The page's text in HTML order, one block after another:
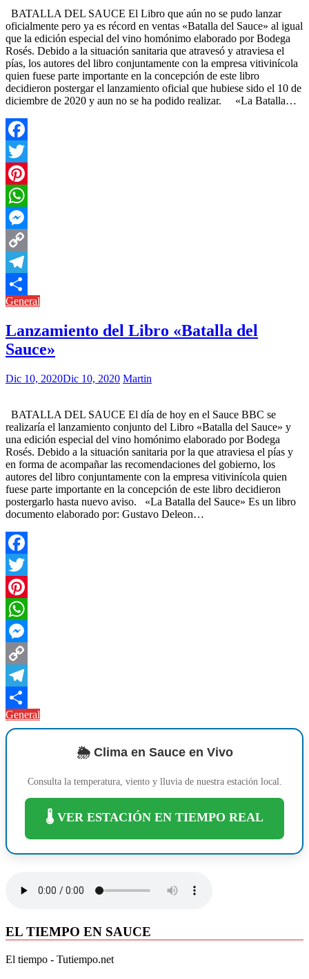
BATALLA DEL SAUCE El Libro que aún no se pudo lanzar
oficialmente pero ya es récord en ventas «Batalla del Sauce» al igual
que la edición especial del vino homónimo elaborado por Bodega
Rosés. Debido a la situación sanitaria que atravesó y atraviesa el
pías, los autores del libro conjuntamente con la empresa vitivinícola
quien fuese parte importante en la concepción de este libro
decidieron postergar el lanzamiento oficial que hubiese sido el 10 de
diciembre de 2020 y aun no se ha podido realizar. «La Batalla…
Facebook
Twitter
Pinterest
WhatsApp
Messenger
Copy
Link
Telegram
Compartir
General
Lanzamiento del Libro «Batalla del
Sauce»
Dic 10, 2020Dic 10, 2020 Martin
BATALLA DEL SAUCE El día de hoy en el Sauce BBC se
realizaría el lanzamiento conjunto del Libro «Batalla del Sauce» y
una edición especial del vino homónimo elaborado por Bodega
Rosés. Debido a la situación sanitaria por la que atraviesa el pías y
en forma de acompañar las recomendaciones del gobierno, los
autores del libro conjuntamente con la empresa vitivinícola quien
fuese parte importante en la concepción de este libro decidieron
postergarlo hasta nuevo aviso. «La Batalla del Sauce» Es un libro
documento elaborado por: Gustavo Deleon…
Facebook
Twitter
Pinterest
WhatsApp
Messenger
Copy
Link
Telegram
Compartir
General
🌦️ Clima en Sauce en Vivo
Consulta la temperatura, viento y lluvia de nuestra estación local.
🌡️ VER ESTACIÓN EN TIEMPO REAL
EL TIEMPO EN SAUCE
El tiempo - Tutiempo.net